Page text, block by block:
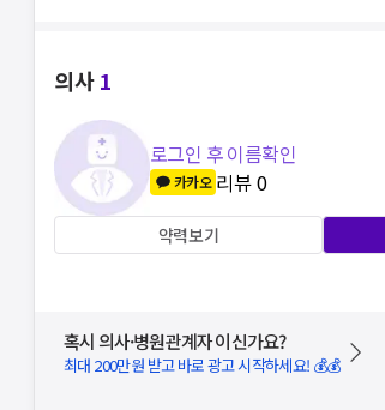
의사1
로그인 후 이름확인
카카오 리뷰0
약력보기
혹시 의사·병원관계자 이신가요?
최대 200만원 받고 바로 광고 시작하세요! 💰💰